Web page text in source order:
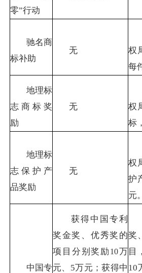
零”行动
驰名商
标补助
无
权
每
地理标
志商标奖
励
无
权
标
地理标
志保护产
品奖励
无
权
护
元。
中国专
获得中国专利
奖金奖、优秀奖的
项目分别奖励 10万
元、 5万元；获得中
奖
目
10